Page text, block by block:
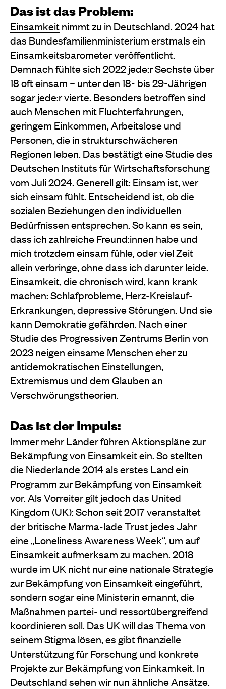
Das ist das Problem:
Einsamkeitnimmt zu in Deutschland. 2024 hat
das Bundesfamilienministerium erstmals ein
Einsamkeitsbarometer veröffentlicht.
Demnach fühlte sich 2022 jede:r Sechste über
18 oft einsam – unter den 18- bis 29-Jährigen
sogar jede:r vierte. Besonders betroffen sind
auch Menschen mit Fluchterfahrungen,
geringem Einkommen, Arbeitslose und
Personen, die in strukturschwächeren
Regionen leben. Das bestätigt eine Studie des
Deutschen Instituts für Wirtschaftsforschung
vom Juli 2024. Generell gilt: Einsam ist, wer
sich einsam fühlt. Entscheidend ist, ob die
sozialen Beziehungen den individuellen
Bedürfnissen entsprechen. So kann es sein,
dass ich zahlreiche Freund:innen habe und
mich trotzdem einsam fühle, oder viel Zeit
allein verbringe, ohne dass ich darunter leide.
Einsamkeit, die chronisch wird, kann krank
machen:Schlafprobleme, Herz-Kreislauf-
Erkrankungen, depressive Störungen. Und sie
kann Demokratie gefährden. Nach einer
Studie des Progressiven Zentrums Berlin von
2023 neigen einsame Menschen eher zu
antidemokratischen Einstellungen,
Extremismus und dem Glauben an
Verschwörungstheorien.
Das ist der Impuls:
Immer mehr Länder führen Aktionspläne zur
Bekämpfung von Einsamkeit ein. So stellten
die Niederlande 2014 als erstes Land ein
Programm zur Bekämpfung von Einsamkeit
vor. Als Vorreiter gilt jedoch das United
Kingdom (UK): Schon seit 2017 veranstaltet
der britische Marma-lade Trust jedes Jahr
eine „Loneliness Awareness Week“, um auf
Einsamkeit aufmerksam zu machen. 2018
wurde im UK nicht nur eine nationale Strategie
zur Bekämpfung von Einsamkeit eingeführt,
sondern sogar eine Ministerin ernannt, die
Maßnahmen partei- und ressortübergreifend
koordinieren soll. Das UK will das Thema von
seinem Stigma lösen, es gibt finanzielle
Unterstützung für Forschung und konkrete
Projekte zur Bekämpfung von Einkamkeit. In
Deutschland sehen wir nun ähnliche Ansätze.